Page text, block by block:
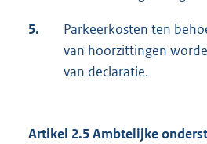
5.
Parkeerkosten ten
van hoorzittingen
van declaratie.
Artikel 2.5 Ambtelijke